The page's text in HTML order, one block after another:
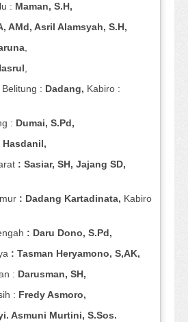
: Maman, S.H,
AMd, Asril Alamsyah, S.H,
,
,
: Dadang, Kabiro :
: Dumai, S.Pd,
Hasdanil,
: Sasiar, SH, Jajang SD,
: Dadang Kartadinata, Kabiro
: Daru Dono, S.Pd,
: Tasman Heryamono, S,AK,
: Darusman, SH,
: Fredy Asmoro,
Asmuni Murtini, S.Sos.